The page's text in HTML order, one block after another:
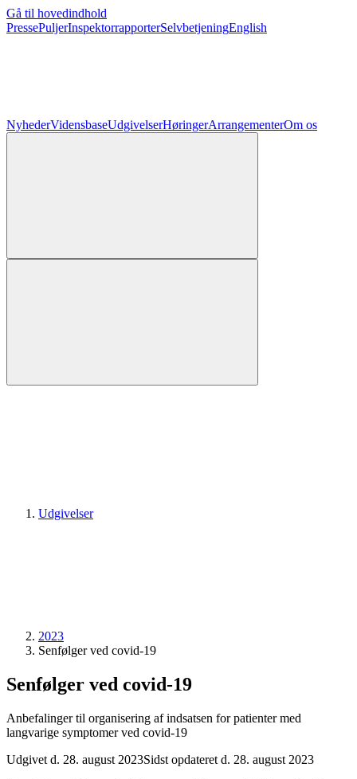
Gå til hovedindhold
PressePuljerInspektorrapporterSelvbetjeningEnglish
NyhederVidensbaseUdgivelserHøringerArrangementerOm os
Udgivelser
2023
Senfølger ved covid-19
Senfølger ved covid-19
Anbefalinger til organisering af indsatsen for patienter med
langvarige symptomer ved covid-19
Udgivet d. 28. august 2023Sidst opdateret d. 28. august 2023